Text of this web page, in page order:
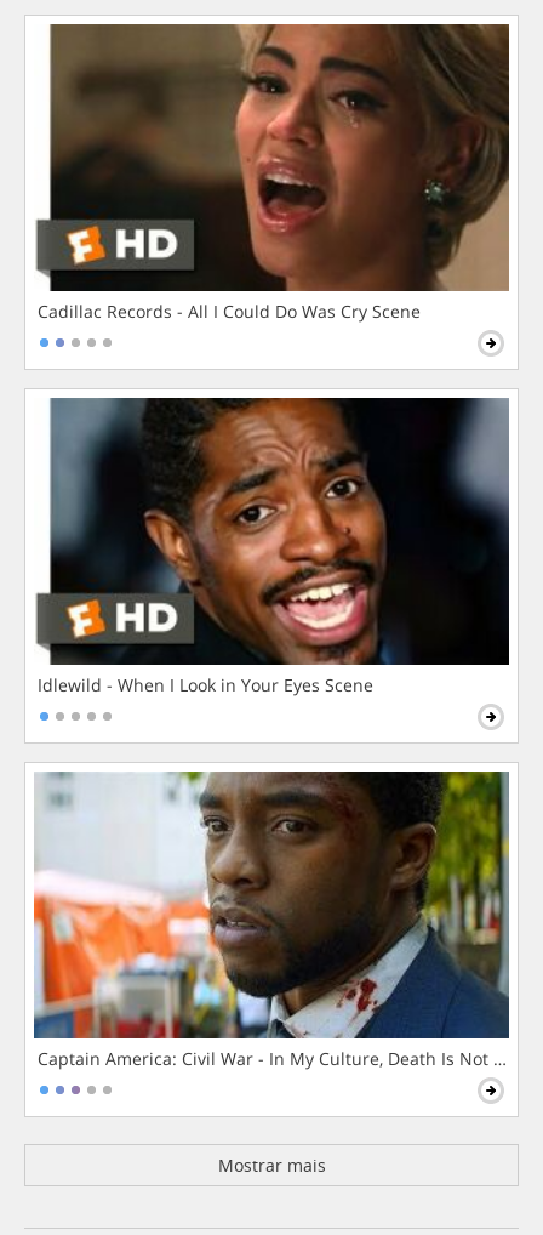
Cadillac Records - All I Could Do Was Cry Scene
Idlewild - When I Look in Your Eyes Scene
Captain America: Civil War - In My Culture, Death Is Not The
Mostrar mais